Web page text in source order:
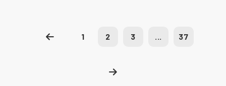
1 2 3 ... 37